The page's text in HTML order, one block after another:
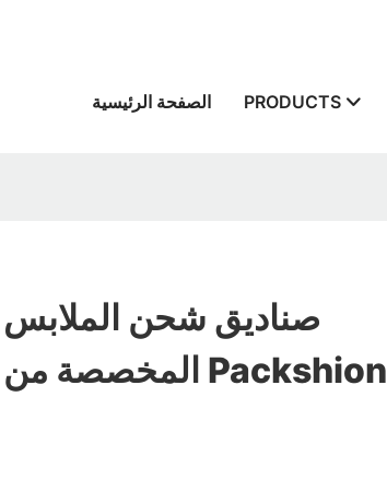
الصفحة الرئيسية PRODUCTS
صناديق شحن الملابس
المخصصة من Packshion